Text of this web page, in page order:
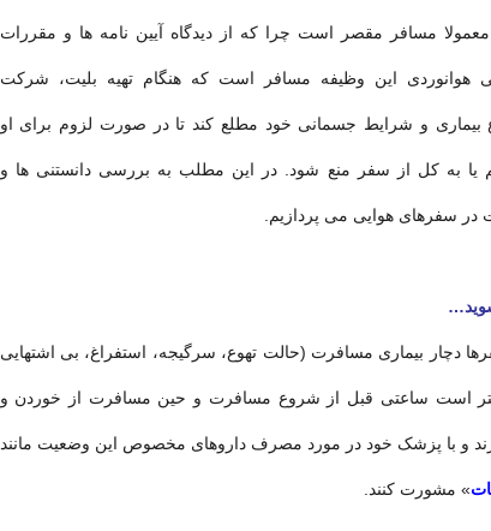
مسافر مقصر است چرا که از دیدگاه آیین نامه ها و مقررات
هوانوردی این وظیفه مسافر است که هنگام تهیه بلیت، شرکت
بیماری و شرایط جسمانی خود مطلع کند تا در صورت لزوم برای او
یا به کل از سفر منع شود. در این مطلب به بررسی دانستنی ها و
سفرهای هوایی می پردازیم.
دچار بیماری مسافرت (حالت تهوع، سرگیجه، استفراغ، بی اشتهایی
است ساعتی قبل از شروع مسافرت و حین مسافرت از خوردن و
و با پزشک خود در مورد مصرف داروهای مخصوص این وضعیت مانند
» مشورت کنند.